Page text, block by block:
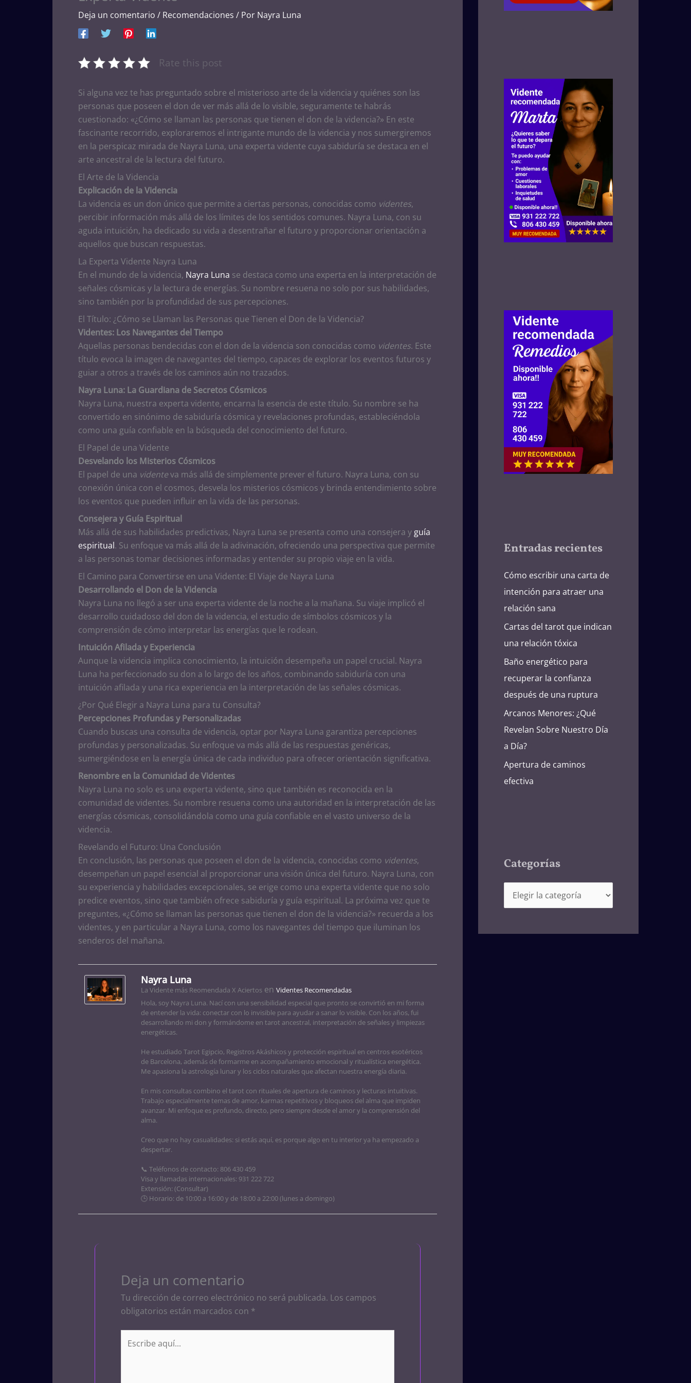
Deja un comentario / Recomendaciones / Por Nayra Luna
Rate this post
Si alguna vez te has preguntado sobre el misterioso arte de la videncia y quiénes son las
personas que poseen el don de ver más allá de lo visible, seguramente te habrás
cuestionado: «¿Cómo se llaman las personas que tienen el don de la videncia?» En este
fascinante recorrido, exploraremos el intrigante mundo de la videncia y nos sumergiremos
en la perspicaz mirada de Nayra Luna, una experta vidente cuya sabiduría se destaca en el
arte ancestral de la lectura del futuro.
El Arte de la Videncia
Explicación de la Videncia
La videncia es un don único que permite a ciertas personas, conocidas como videntes,
percibir información más allá de los límites de los sentidos comunes. Nayra Luna, con su
aguda intuición, ha dedicado su vida a desentrañar el futuro y proporcionar orientación a
aquellos que buscan respuestas.
La Experta Vidente Nayra Luna
En el mundo de la videncia, Nayra Luna se destaca como una experta en la interpretación de
señales cósmicas y la lectura de energías. Su nombre resuena no solo por sus habilidades,
sino también por la profundidad de sus percepciones.
El Título: ¿Cómo se Llaman las Personas que Tienen el Don de la Videncia?
Videntes: Los Navegantes del Tiempo
Aquellas personas bendecidas con el don de la videncia son conocidas como videntes. Este
título evoca la imagen de navegantes del tiempo, capaces de explorar los eventos futuros y
guiar a otros a través de los caminos aún no trazados.
Nayra Luna: La Guardiana de Secretos Cósmicos
Nayra Luna, nuestra experta vidente, encarna la esencia de este título. Su nombre se ha
convertido en sinónimo de sabiduría cósmica y revelaciones profundas, estableciéndola
como una guía confiable en la búsqueda del conocimiento del futuro.
El Papel de una Vidente
Desvelando los Misterios Cósmicos
El papel de una videnteva más allá de simplemente prever el futuro. Nayra Luna, con su
conexión única con el cosmos, desvela los misterios cósmicos y brinda entendimiento sobre
los eventos que pueden influir en la vida de las personas.
Consejera y Guía Espiritual
Más allá de sus habilidades predictivas, Nayra Luna se presenta como una consejera y guía
espiritual. Su enfoque va más allá de la adivinación, ofreciendo una perspectiva que permite
a las personas tomar decisiones informadas y entender su propio viaje en la vida.
El Camino para Convertirse en una Vidente: El Viaje de Nayra Luna
Desarrollando el Don de la Videncia
Nayra Luna no llegó a ser una experta vidente de la noche a la mañana. Su viaje implicó el
desarrollo cuidadoso del don de la videncia, el estudio de símbolos cósmicos y la
comprensión de cómo interpretar las energías que le rodean.
Intuición Afilada y Experiencia
Aunque la videncia implica conocimiento, la intuición desempeña un papel crucial. Nayra
Luna ha perfeccionado su don a lo largo de los años, combinando sabiduría con una
intuición afilada y una rica experiencia en la interpretación de las señales cósmicas.
¿Por Qué Elegir a Nayra Luna para tu Consulta?
Percepciones Profundas y Personalizadas
Cuando buscas una consulta de videncia, optar por Nayra Luna garantiza percepciones
profundas y personalizadas. Su enfoque va más allá de las respuestas genéricas,
sumergiéndose en la energía única de cada individuo para ofrecer orientación significativa.
Renombre en la Comunidad de Videntes
Nayra Luna no solo es una experta vidente, sino que también es reconocida en la
comunidad de videntes. Su nombre resuena como una autoridad en la interpretación de las
energías cósmicas, consolidándola como una guía confiable en el vasto universo de la
videncia.
Revelando el Futuro: Una Conclusión
En conclusión, las personas que poseen el don de la videncia, conocidas como videntes,
desempeñan un papel esencial al proporcionar una visión única del futuro. Nayra Luna, con
su experiencia y habilidades excepcionales, se erige como una experta vidente que no solo
predice eventos, sino que también ofrece sabiduría y guía espiritual. La próxima vez que te
preguntes, «¿Cómo se llaman las personas que tienen el don de la videncia?» recuerda a los
videntes, y en particular a Nayra Luna, como los navegantes del tiempo que iluminan los
senderos del mañana.
Nayra Luna
La Vidente más Reomendada X Aciertos en Videntes Recomendadas
Hola, soy Nayra Luna. Nací con una sensibilidad especial que pronto se convirtió en mi forma
de entender la vida: conectar con lo invisible para ayudar a sanar lo visible. Con los años, fui
desarrollando mi don y formándome en tarot ancestral, interpretación de señales y limpiezas
energéticas.
He estudiado Tarot Egipcio, Registros Akáshicos y protección espiritual en centros esotéricos
de Barcelona, además de formarme en acompañamiento emocional y ritualística energética.
Me apasiona la astrología lunar y los ciclos naturales que afectan nuestra energía diaria.
En mis consultas combino el tarot con rituales de apertura de caminos y lecturas intuitivas.
Trabajo especialmente temas de amor, karmas repetitivos y bloqueos del alma que impiden
avanzar. Mi enfoque es profundo, directo, pero siempre desde el amor y la comprensión del
alma.
Creo que no hay casualidades: si estás aquí, es porque algo en tu interior ya ha empezado a
despertar.
📞 Teléfonos de contacto: 806 430 459
Visa y llamadas internacionales: 931 222 722
Extensión: (Consultar)
🕒 Horario: de 10:00 a 16:00 y de 18:00 a 22:00 (lunes a domingo)
Deja un comentario
Tu dirección de correo electrónico no será publicada. Los campos
obligatorios están marcados con *
aquí...
Entradas recientes
Cómo escribir una carta de
intención para atraer una
relación sana
Cartas del tarot que indican
una relación tóxica
Baño energético para
recuperar la confianza
después de una ruptura
Arcanos Menores: ¿Qué
Revelan Sobre Nuestro Día
a Día?
Apertura de caminos
efectiva
Categorías